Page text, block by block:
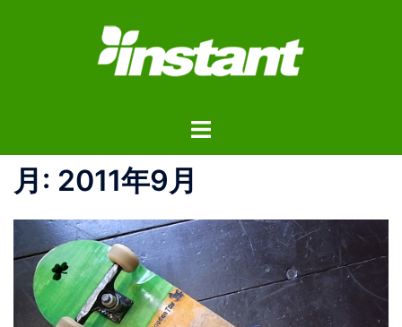
ス
ト
ル
メ
ニ
ュ
ー
月: 2011年9月